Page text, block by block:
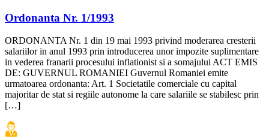
Ordonanta Nr. 1/1993
ORDONANTA Nr. 1 din 19 mai 1993 privind moderarea cresterii
salariilor in anul 1993 prin introducerea unor impozite suplimentare
in vederea franarii procesului inflationist si a somajului ACT EMIS
DE: GUVERNUL ROMANIEI Guvernul Romaniei emite
urmatoarea ordonanta: Art. 1 Societatile comerciale cu capital
majoritar de stat si regiile autonome la care salariile se stabilesc prin
[…]